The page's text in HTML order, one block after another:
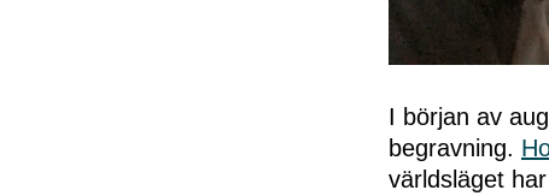
I början av
begravning.
världsläget